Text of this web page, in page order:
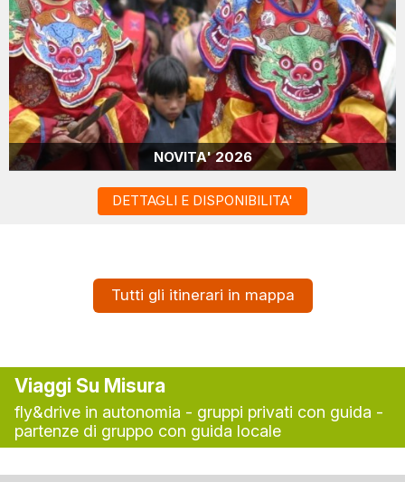
NOVITA' 2026
DETTAGLI E DISPONIBILITA'
Tutti gli itinerari in mappa
Viaggi Su Misura
fly&drive in autonomia - gruppi privati con guida -
partenze di gruppo con guida locale